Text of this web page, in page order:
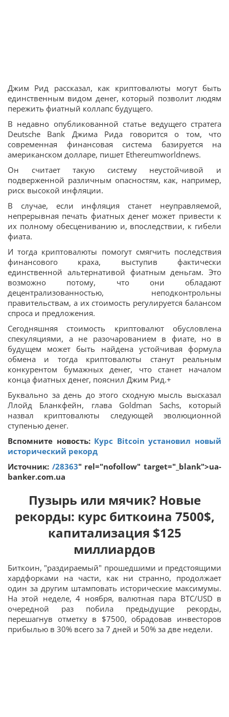
Джим Рид рассказал, как криптовалюты могут быть
единственным видом денег, который позволит людям
пережить фиатный коллапс будущего.
В недавно опубликованной статье ведущего стратега
Deutsche Bank Джима Рида говорится о том, что
современная финансовая система базируется на
американском долларе, пишет Ethereumworldnews.
Он считает такую систему неустойчивой и
подверженной различным опасностям, как, например,
риск высокой инфляции.
В случае, если инфляция станет неуправляемой,
непрерывная печать фиатных денег может привести к
их полному обесцениванию и, впоследствии, к гибели
фиата.
И тогда криптовалюты помогут смягчить последствия
финансового краха, выступив фактически
единственной альтернативой фиатным деньгам. Это
возможно потому, что они обладают
децентрализованностью, неподконтрольны
правительствам, а их стоимость регулируется балансом
спроса и предложения.
Сегодняшняя стоимость криптовалют обусловлена
спекуляциями, а не разочарованием в фиате, но в
будущем может быть найдена устойчивая формула
обмена и тогда криптовалюты станут реальным
конкурентом бумажных денег, что станет началом
конца фиатных денег, пояснил Джим Рид.+
Буквально за день до этого сходную мысль высказал
Ллойд Бланкфейн, глава Goldman Sachs, который
назвал криптовалюты следующей эволюционной
ступенью денег.
Вспомните новость: Курс Bitcoin установил новый
исторический рекорд
Источник: /28363" rel="nofollow" target="_blank">ua-
banker.com.ua
Пузырь или мячик? Новые
рекорды: курс биткоина 7500$,
капитализация $125
миллиардов
Биткоин, "раздираемый" прошедшими и предстоящими
хардфорками на части, как ни странно, продолжает
один за другим штамповать исторические максимумы.
На этой неделе, 4 ноября, валютная пара BTC/USD в
очередной раз побила предыдущие рекорды,
перешагнув отметку в $7500, обрадовав инвесторов
прибылью в 30% всего за 7 дней и 50% за две недели.